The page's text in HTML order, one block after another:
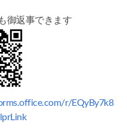
御返事できます
r/EQyBy7k8